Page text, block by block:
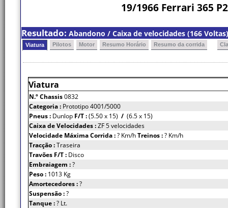
19/1966 Ferrari 365
Resultado: Abandono / Caixa de velocidades (166 Voltas)
Viatura Pilotos Motor Resumo Horário Resumo da corrida
Viatura
N.º Chassis0832
Categoria : Prototipo 4001/5000
Pneus : Dunlop F/T :(5.50 x 15) / (6.5 x 15)
Caixa de Velocidades :ZF 5 velocidades
Velocidade Máxima Corrida :? Km/hTreinos :? Km/h
Tracção :Traseira
Travões F/T : Disco
Embraiagem :?
Peso : 1013 Kg
Amortecedores :?
Suspensão :?
Tanque :? Lt.